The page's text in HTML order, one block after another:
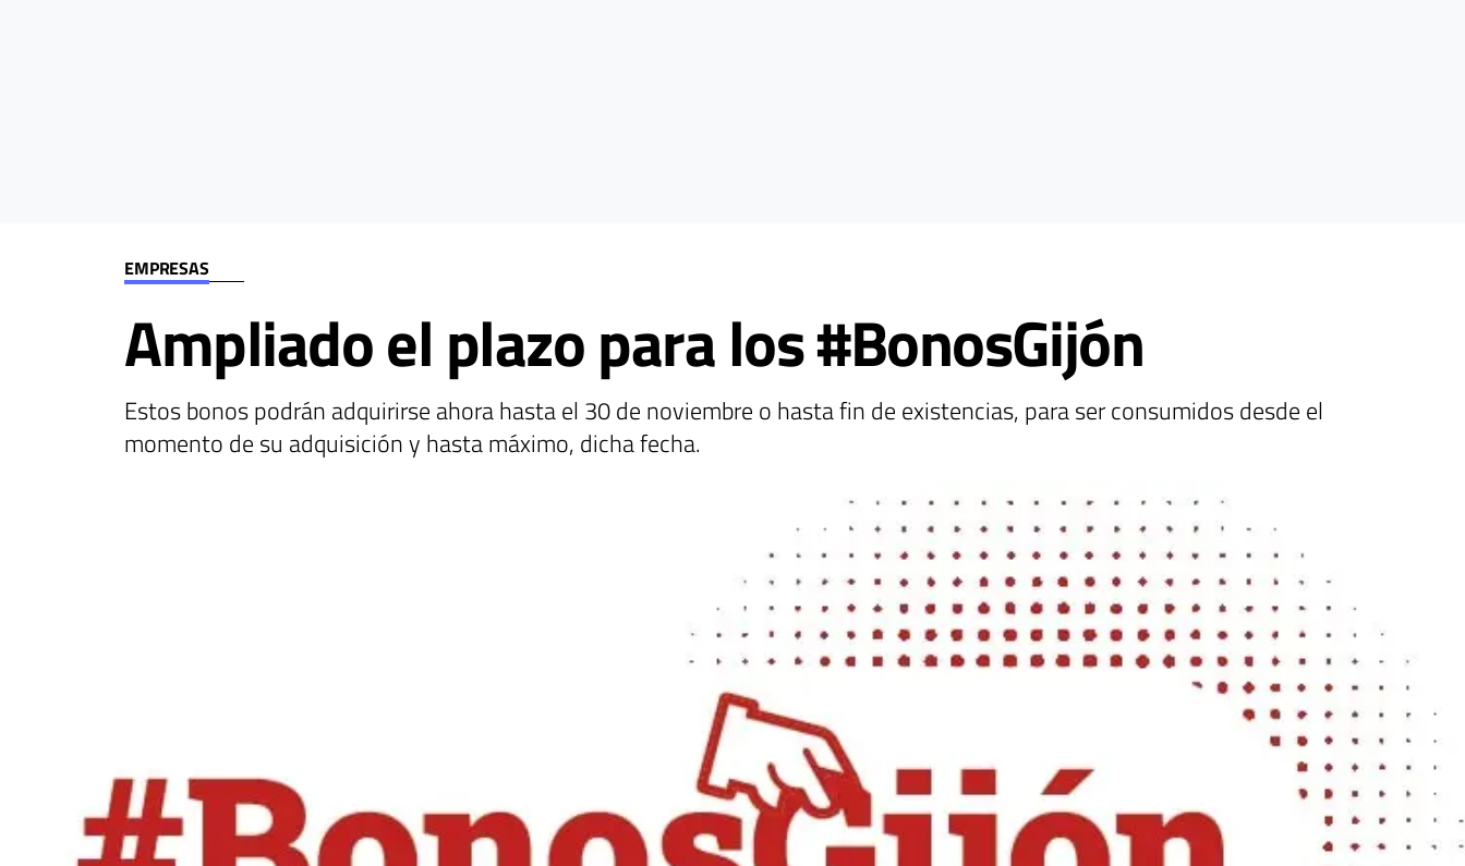
EMPRESAS
Ampliado el plazo para los #BonosGijón
Estos bonos podrán adquirirse ahora hasta el 30 de noviembre o hasta fin de existencias, para ser consumidos desde el
momento de su adquisición y hasta máximo, dicha fecha.